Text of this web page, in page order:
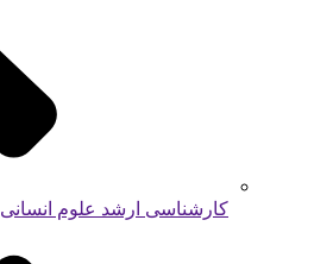
کارشناسی ارشد علوم انسانی